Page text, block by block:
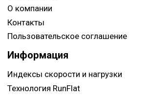
О компании
Контакты
Пользовательское соглашение
Информация
Индексы скорости и нагрузки
Технология RunFlat